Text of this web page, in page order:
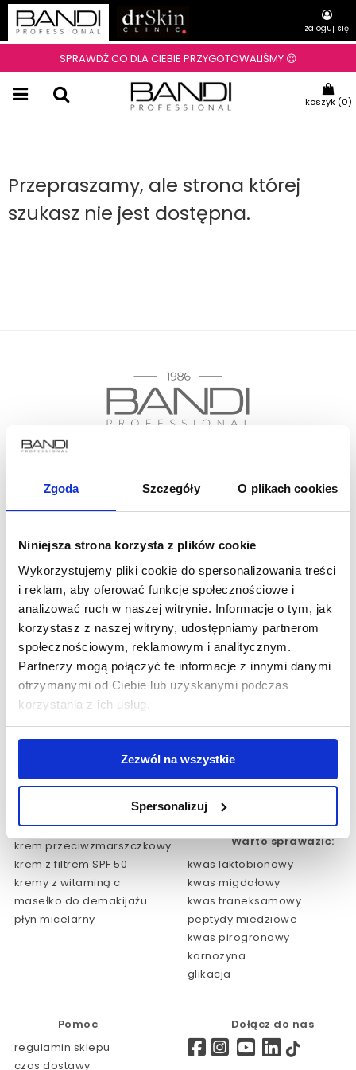
Zgoda Szczegóły O plikach cookies
Niniejsza strona korzysta z plików cookie
Wykorzystujemy pliki cookie do spersonalizowania treści
i reklam, aby oferować funkcje społecznościowe i
analizować ruch w naszej witrynie. Informacje o tym, jak
korzystasz z naszej witryny, udostępniamy partnerom
społecznościowym, reklamowym i analitycznym.
Partnerzy mogą połączyć te informacje z innymi danymi
otrzymanymi od Ciebie lub uzyskanymi podczas
korzystania z ich usług.
Zezwól na wszystkie
Spersonalizuj
zaloguj się
SPRAWDŹ CO DLA CIEBIE PRZYGOTOWALIŚMY 😍
koszyk (0)
Przepraszamy, ale strona której
szukasz nie jest dostępna.
Dołącz do grona miłośników #mojebandi
z 15% rabatu na pierwsze zakupy!
O firmie
o nas
regulaminy
Polecane produkty:
krem przeciwzmarszczkowy
krem z filtrem SPF 50
kremy z witaminą c
masełko do demakijażu
płyn micelarny
Gdzie kupić
Salony Polska
Salony Zagranica
HOME EXPERT
NOWOŚCI
Warto sprawdzić:
kwas laktobionowy
kwas migdałowy
kwas traneksamowy
peptydy miedziowe
kwas pirogronowy
karnozyna
glikacja
Pomoc
regulamin sklepu
czas dostawy
Dołącz do nas